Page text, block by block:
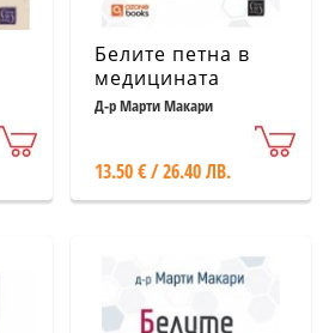
Белите петна в
медицината
Д-р Марти Макари
13.50 € / 26.40 ЛВ.